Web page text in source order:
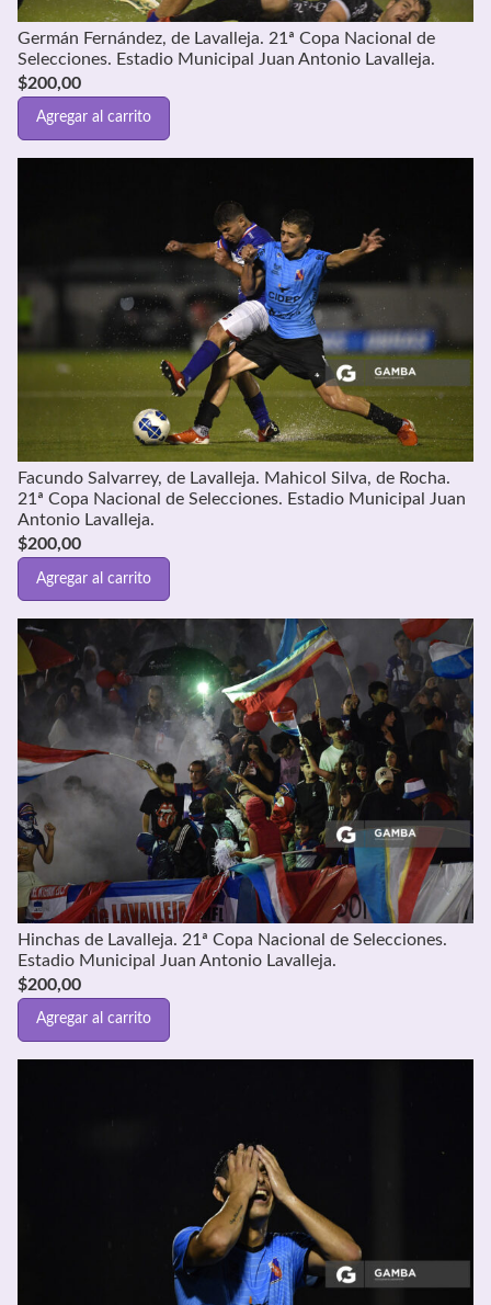
Germán Fernández, de Lavalleja. 21ª Copa Nacional de
Selecciones. Estadio Municipal Juan Antonio Lavalleja.
$200,00
Agregar al carrito
Facundo Salvarrey, de Lavalleja. Mahicol Silva, de Rocha.
21ª Copa Nacional de Selecciones. Estadio Municipal Juan
Antonio Lavalleja.
$200,00
Agregar al carrito
Hinchas de Lavalleja. 21ª Copa Nacional de Selecciones.
Estadio Municipal Juan Antonio Lavalleja.
$200,00
Agregar al carrito